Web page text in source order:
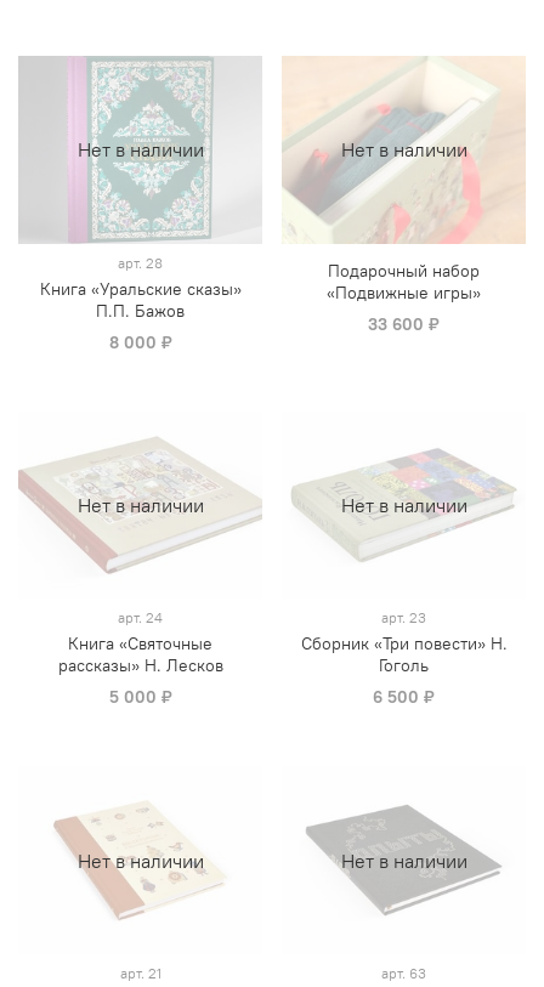
Нет в наличии
арт. 28
Книга «Уральские сказы»
П.П. Бажов
8 000 ₽
Нет в наличии
Подарочный набор
«Подвижные игры»
33 600 ₽
Нет в наличии
арт. 24
Книга «Святочные
рассказы» Н. Лесков
5 000 ₽
Нет в наличии
арт. 23
Сборник «Три повести» Н.
Гоголь
6 500 ₽
Нет в наличии
арт. 21
Нет в наличии
арт. 63